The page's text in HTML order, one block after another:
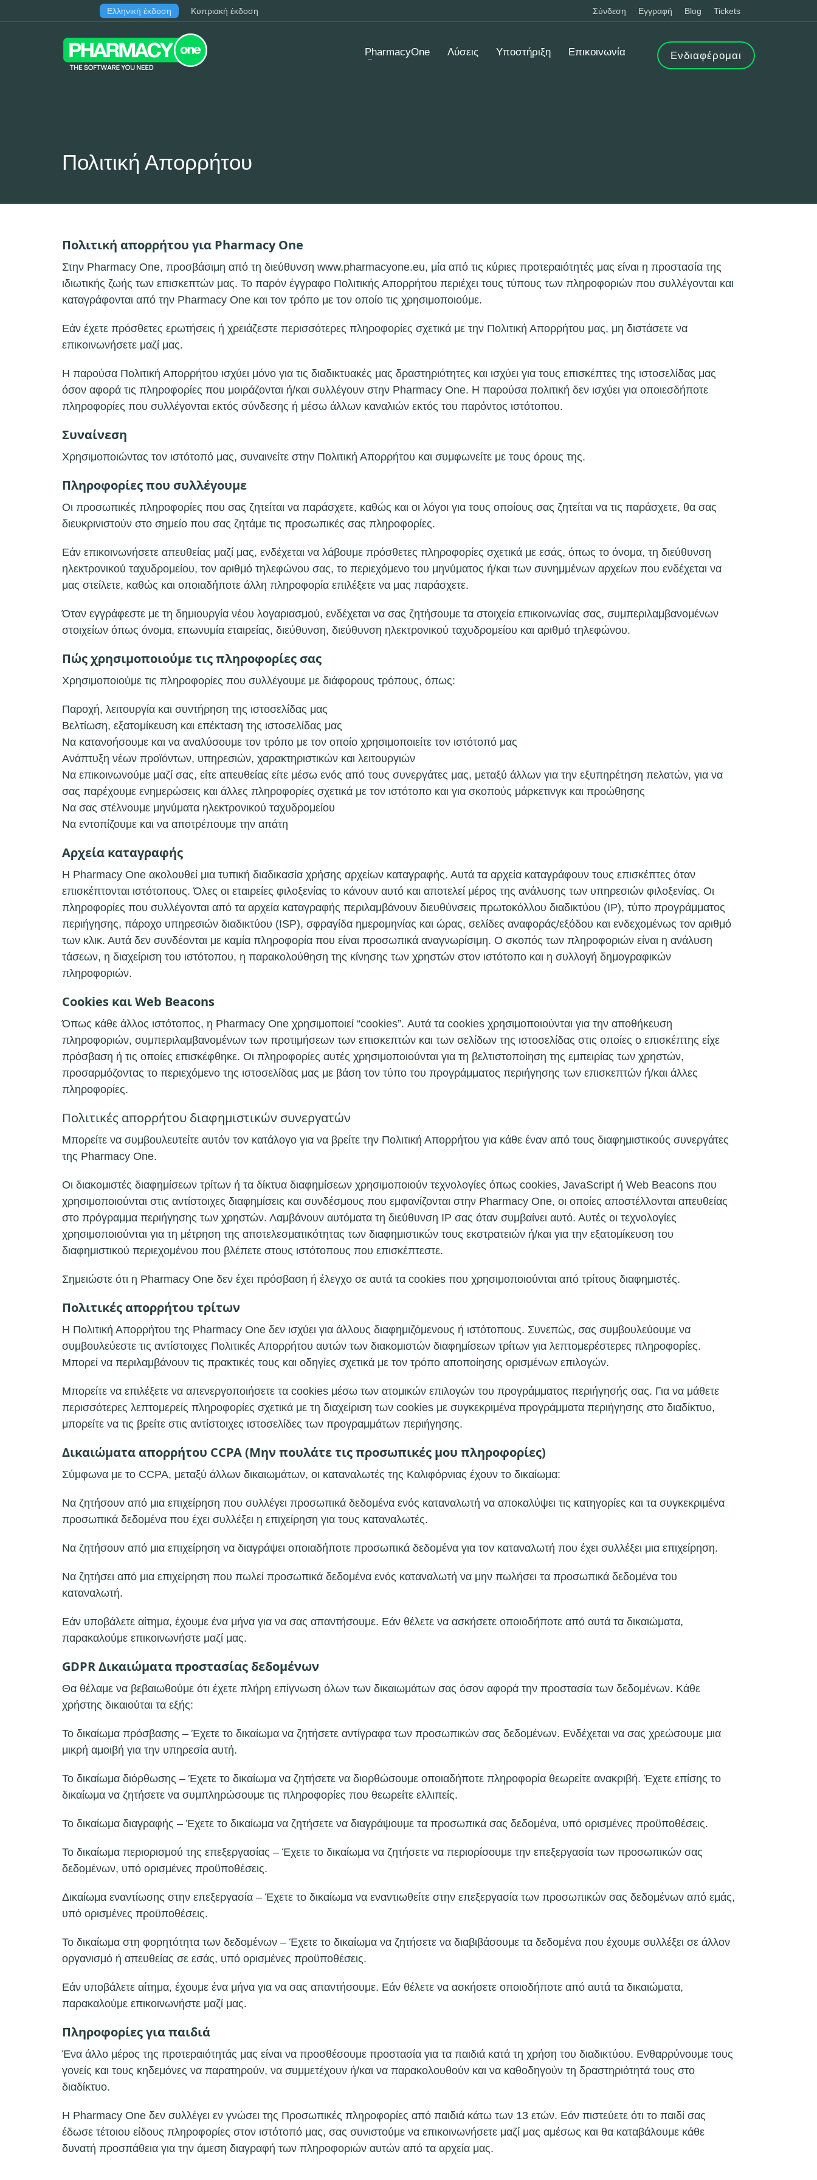
Ελληνική έκδοση Κυπριακή έκδοση Σύνδεση Εγγραφή Blog Tickets
PharmacyOne Λύσεις Υποστήριξη Επικοινωνία Ενδιαφέρομαι
Πολιτική Απορρήτου
Πολιτική απορρήτου για Pharmacy One
Στην Pharmacy One, προσβάσιμη από τη διεύθυνση www.pharmacyone.eu, μία από τις κύριες προτεραιότητές μας είναι η προστασία της
ιδιωτικής ζωής των επισκεπτών μας. Το παρόν έγγραφο Πολιτικής Απορρήτου περιέχει τους τύπους των πληροφοριών που συλλέγονται και
καταγράφονται από την Pharmacy One και τον τρόπο με τον οποίο τις χρησιμοποιούμε.
Εάν έχετε πρόσθετες ερωτήσεις ή χρειάζεστε περισσότερες πληροφορίες σχετικά με την Πολιτική Απορρήτου μας, μη διστάσετε να
επικοινωνήσετε μαζί μας.
Η παρούσα Πολιτική Απορρήτου ισχύει μόνο για τις διαδικτυακές μας δραστηριότητες και ισχύει για τους επισκέπτες της ιστοσελίδας μας
όσον αφορά τις πληροφορίες που μοιράζονται ή/και συλλέγουν στην Pharmacy One. Η παρούσα πολιτική δεν ισχύει για οποιεσδήποτε
πληροφορίες που συλλέγονται εκτός σύνδεσης ή μέσω άλλων καναλιών εκτός του παρόντος ιστότοπου.
Συναίνεση
Χρησιμοποιώντας τον ιστότοπό μας, συναινείτε στην Πολιτική Απορρήτου και συμφωνείτε με τους όρους της.
Πληροφορίες που συλλέγουμε
Οι προσωπικές πληροφορίες που σας ζητείται να παράσχετε, καθώς και οι λόγοι για τους οποίους σας ζητείται να τις παράσχετε, θα σας
διευκρινιστούν στο σημείο που σας ζητάμε τις προσωπικές σας πληροφορίες.
Εάν επικοινωνήσετε απευθείας μαζί μας, ενδέχεται να λάβουμε πρόσθετες πληροφορίες σχετικά με εσάς, όπως το όνομα, τη διεύθυνση
ηλεκτρονικού ταχυδρομείου, τον αριθμό τηλεφώνου σας, το περιεχόμενο του μηνύματος ή/και των συνημμένων αρχείων που ενδέχεται να
μας στείλετε, καθώς και οποιαδήποτε άλλη πληροφορία επιλέξετε να μας παράσχετε.
Όταν εγγράφεστε με τη δημιουργία νέου λογαριασμού, ενδέχεται να σας ζητήσουμε τα στοιχεία επικοινωνίας σας, συμπεριλαμβανομένων
στοιχείων όπως όνομα, επωνυμία εταιρείας, διεύθυνση, διεύθυνση ηλεκτρονικού ταχυδρομείου και αριθμό τηλεφώνου.
Πώς χρησιμοποιούμε τις πληροφορίες σας
Χρησιμοποιούμε τις πληροφορίες που συλλέγουμε με διάφορους τρόπους, όπως:
Παροχή, λειτουργία και συντήρηση της ιστοσελίδας μας
Βελτίωση, εξατομίκευση και επέκταση της ιστοσελίδας μας
Να κατανοήσουμε και να αναλύσουμε τον τρόπο με τον οποίο χρησιμοποιείτε τον ιστότοπό μας
Ανάπτυξη νέων προϊόντων, υπηρεσιών, χαρακτηριστικών και λειτουργιών
Να επικοινωνούμε μαζί σας, είτε απευθείας είτε μέσω ενός από τους συνεργάτες μας, μεταξύ άλλων για την εξυπηρέτηση πελατών, για να
σας παρέχουμε ενημερώσεις και άλλες πληροφορίες σχετικά με τον ιστότοπο και για σκοπούς μάρκετινγκ και προώθησης
Να σας στέλνουμε μηνύματα ηλεκτρονικού ταχυδρομείου
Να εντοπίζουμε και να αποτρέπουμε την απάτη
Αρχεία καταγραφής
Η Pharmacy One ακολουθεί μια τυπική διαδικασία χρήσης αρχείων καταγραφής. Αυτά τα αρχεία καταγράφουν τους επισκέπτες όταν
επισκέπτονται ιστότοπους. Όλες οι εταιρείες φιλοξενίας το κάνουν αυτό και αποτελεί μέρος της ανάλυσης των υπηρεσιών φιλοξενίας. Οι
πληροφορίες που συλλέγονται από τα αρχεία καταγραφής περιλαμβάνουν διευθύνσεις πρωτοκόλλου διαδικτύου (IP), τύπο προγράμματος
περιήγησης, πάροχο υπηρεσιών διαδικτύου (ISP), σφραγίδα ημερομηνίας και ώρας, σελίδες αναφοράς/εξόδου και ενδεχομένως τον αριθμό
των κλικ. Αυτά δεν συνδέονται με καμία πληροφορία που είναι προσωπικά αναγνωρίσιμη. Ο σκοπός των πληροφοριών είναι η ανάλυση
τάσεων, η διαχείριση του ιστότοπου, η παρακολούθηση της κίνησης των χρηστών στον ιστότοπο και η συλλογή δημογραφικών
πληροφοριών.
Cookies και Web Beacons
Όπως κάθε άλλος ιστότοπος, η Pharmacy One χρησιμοποιεί “cookies”. Αυτά τα cookies χρησιμοποιούνται για την αποθήκευση
πληροφοριών, συμπεριλαμβανομένων των προτιμήσεων των επισκεπτών και των σελίδων της ιστοσελίδας στις οποίες ο επισκέπτης είχε
πρόσβαση ή τις οποίες επισκέφθηκε. Οι πληροφορίες αυτές χρησιμοποιούνται για τη βελτιστοποίηση της εμπειρίας των χρηστών,
προσαρμόζοντας το περιεχόμενο της ιστοσελίδας μας με βάση τον τύπο του προγράμματος περιήγησης των επισκεπτών ή/και άλλες
πληροφορίες.
Πολιτικές απορρήτου διαφημιστικών συνεργατών
Μπορείτε να συμβουλευτείτε αυτόν τον κατάλογο για να βρείτε την Πολιτική Απορρήτου για κάθε έναν από τους διαφημιστικούς συνεργάτες
της Pharmacy One.
Οι διακομιστές διαφημίσεων τρίτων ή τα δίκτυα διαφημίσεων χρησιμοποιούν τεχνολογίες όπως cookies, JavaScript ή Web Beacons που
χρησιμοποιούνται στις αντίστοιχες διαφημίσεις και συνδέσμους που εμφανίζονται στην Pharmacy One, οι οποίες αποστέλλονται απευθείας
στο πρόγραμμα περιήγησης των χρηστών. Λαμβάνουν αυτόματα τη διεύθυνση IP σας όταν συμβαίνει αυτό. Αυτές οι τεχνολογίες
χρησιμοποιούνται για τη μέτρηση της αποτελεσματικότητας των διαφημιστικών τους εκστρατειών ή/και για την εξατομίκευση του
διαφημιστικού περιεχομένου που βλέπετε στους ιστότοπους που επισκέπτεστε.
Σημειώστε ότι η Pharmacy One δεν έχει πρόσβαση ή έλεγχο σε αυτά τα cookies που χρησιμοποιούνται από τρίτους διαφημιστές.
Πολιτικές απορρήτου τρίτων
Η Πολιτική Απορρήτου της Pharmacy One δεν ισχύει για άλλους διαφημιζόμενους ή ιστότοπους. Συνεπώς, σας συμβουλεύουμε να
συμβουλεύεστε τις αντίστοιχες Πολιτικές Απορρήτου αυτών των διακομιστών διαφημίσεων τρίτων για λεπτομερέστερες πληροφορίες.
Μπορεί να περιλαμβάνουν τις πρακτικές τους και οδηγίες σχετικά με τον τρόπο αποποίησης ορισμένων επιλογών.
Μπορείτε να επιλέξετε να απενεργοποιήσετε τα cookies μέσω των ατομικών επιλογών του προγράμματος περιήγησής σας. Για να μάθετε
περισσότερες λεπτομερείς πληροφορίες σχετικά με τη διαχείριση των cookies με συγκεκριμένα προγράμματα περιήγησης στο διαδίκτυο,
μπορείτε να τις βρείτε στις αντίστοιχες ιστοσελίδες των προγραμμάτων περιήγησης.
Δικαιώματα απορρήτου CCPA (Μην πουλάτε τις προσωπικές μου πληροφορίες)
Σύμφωνα με το CCPA, μεταξύ άλλων δικαιωμάτων, οι καταναλωτές της Καλιφόρνιας έχουν το δικαίωμα:
Να ζητήσουν από μια επιχείρηση που συλλέγει προσωπικά δεδομένα ενός καταναλωτή να αποκαλύψει τις κατηγορίες και τα συγκεκριμένα
προσωπικά δεδομένα που έχει συλλέξει η επιχείρηση για τους καταναλωτές.
Να ζητήσουν από μια επιχείρηση να διαγράψει οποιαδήποτε προσωπικά δεδομένα για τον καταναλωτή που έχει συλλέξει μια επιχείρηση.
Να ζητήσει από μια επιχείρηση που πωλεί προσωπικά δεδομένα ενός καταναλωτή να μην πωλήσει τα προσωπικά δεδομένα του
καταναλωτή.
Εάν υποβάλετε αίτημα, έχουμε ένα μήνα για να σας απαντήσουμε. Εάν θέλετε να ασκήσετε οποιοδήποτε από αυτά τα δικαιώματα,
παρακαλούμε επικοινωνήστε μαζί μας.
GDPR Δικαιώματα προστασίας δεδομένων
Θα θέλαμε να βεβαιωθούμε ότι έχετε πλήρη επίγνωση όλων των δικαιωμάτων σας όσον αφορά την προστασία των δεδομένων. Κάθε
χρήστης δικαιούται τα εξής:
Το δικαίωμα πρόσβασης – Έχετε το δικαίωμα να ζητήσετε αντίγραφα των προσωπικών σας δεδομένων. Ενδέχεται να σας χρεώσουμε μια
μικρή αμοιβή για την υπηρεσία αυτή.
Το δικαίωμα διόρθωσης – Έχετε το δικαίωμα να ζητήσετε να διορθώσουμε οποιαδήποτε πληροφορία θεωρείτε ανακριβή. Έχετε επίσης το
δικαίωμα να ζητήσετε να συμπληρώσουμε τις πληροφορίες που θεωρείτε ελλιπείς.
Το δικαίωμα διαγραφής – Έχετε το δικαίωμα να ζητήσετε να διαγράψουμε τα προσωπικά σας δεδομένα, υπό ορισμένες προϋποθέσεις.
Το δικαίωμα περιορισμού της επεξεργασίας – Έχετε το δικαίωμα να ζητήσετε να περιορίσουμε την επεξεργασία των προσωπικών σας
δεδομένων, υπό ορισμένες προϋποθέσεις.
Δικαίωμα εναντίωσης στην επεξεργασία – Έχετε το δικαίωμα να εναντιωθείτε στην επεξεργασία των προσωπικών σας δεδομένων από εμάς,
υπό ορισμένες προϋποθέσεις.
Το δικαίωμα στη φορητότητα των δεδομένων – Έχετε το δικαίωμα να ζητήσετε να διαβιβάσουμε τα δεδομένα που έχουμε συλλέξει σε άλλον
οργανισμό ή απευθείας σε εσάς, υπό ορισμένες προϋποθέσεις.
Εάν υποβάλετε αίτημα, έχουμε ένα μήνα για να σας απαντήσουμε. Εάν θέλετε να ασκήσετε οποιοδήποτε από αυτά τα δικαιώματα,
παρακαλούμε επικοινωνήστε μαζί μας.
Πληροφορίες για παιδιά
Ένα άλλο μέρος της προτεραιότητάς μας είναι να προσθέσουμε προστασία για τα παιδιά κατά τη χρήση του διαδικτύου. Ενθαρρύνουμε τους
γονείς και τους κηδεμόνες να παρατηρούν, να συμμετέχουν ή/και να παρακολουθούν και να καθοδηγούν τη δραστηριότητά τους στο
διαδίκτυο.
Η Pharmacy One δεν συλλέγει εν γνώσει της Προσωπικές πληροφορίες από παιδιά κάτω των 13 ετών. Εάν πιστεύετε ότι το παιδί σας
έδωσε τέτοιου είδους πληροφορίες στον ιστότοπό μας, σας συνιστούμε να επικοινωνήσετε μαζί μας αμέσως και θα καταβάλουμε κάθε
δυνατή προσπάθεια για την άμεση διαγραφή των πληροφοριών αυτών από τα αρχεία μας.